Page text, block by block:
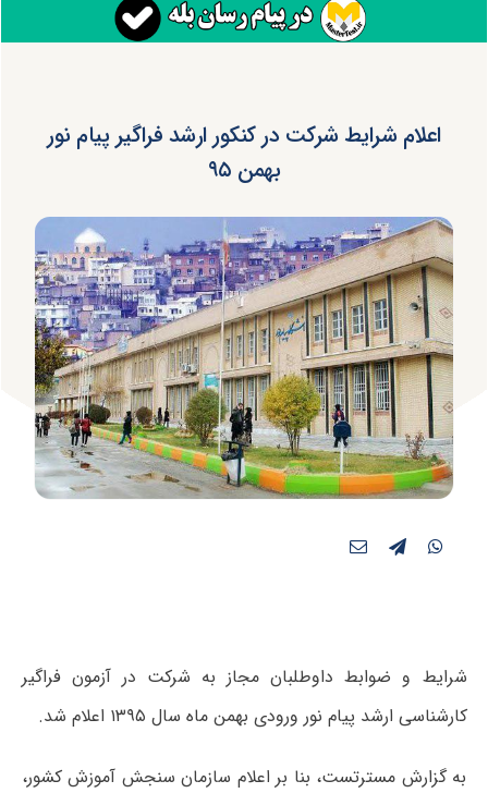
اعلام شرایط شرکت در کنکور ارشد فراگیر پیام نور
بهمن ۹۵
شرایط و ضوابط داوطلبان مجاز به شرکت در آزمون فراگیر
کارشناسی ارشد پیام نور ورودی بهمن ماه سال ۱۳۹۵ اعلام شد.
به گزارش مسترتست، بنا بر اعلام سازمان سنجش آموزش کشور،